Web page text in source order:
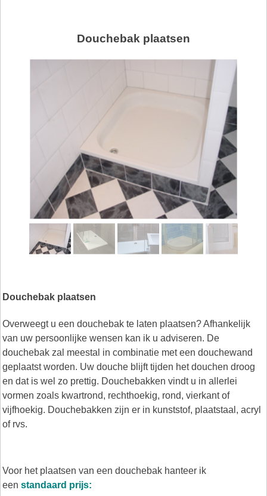
Douchebak plaatsen
Douchebak plaatsen
Overweegt u een douchebak te laten plaatsen? Afhankelijk
van uw persoonlijke wensen kan ik u adviseren. De
douchebak zal meestal in combinatie met een douchewand
geplaatst worden. Uw douche blijft tijden het douchen droog
en dat is wel zo prettig. Douchebakken vindt u in allerlei
vormen zoals kwartrond, rechthoekig, rond, vierkant of
vijfhoekig. Douchebakken zijn er in kunststof, plaatstaal, acryl
of rvs.
Voor het plaatsen van een douchebak hanteer ik
een standaard prijs: